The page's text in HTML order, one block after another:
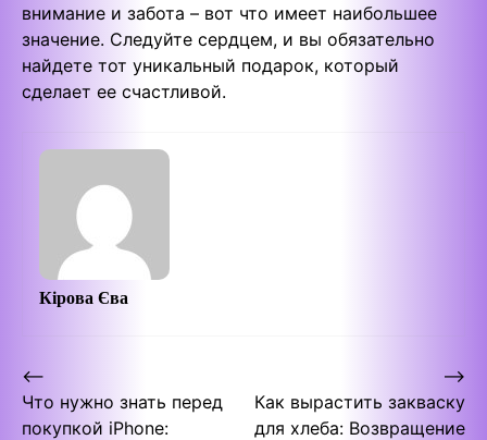
внимание и забота – вот что имеет наибольшее
значение. Следуйте сердцем, и вы обязательно
найдете тот уникальный подарок, который
сделает ее счастливой.
Кірова Єва
Post
navigation
⟵
Что нужно знать перед
покупкой iPhone:
Как вырастить закваску
для хлеба: Возвращение
⟶